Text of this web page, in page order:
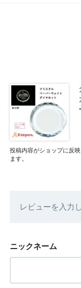
投稿内容がショップに反
ます。
レビューを入力
ニックネーム